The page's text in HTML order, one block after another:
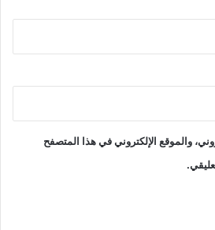
والموقع الإلكتروني في هذا المتصفح